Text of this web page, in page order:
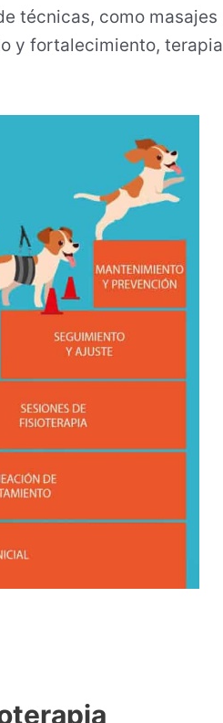
técnicas, como masajes
y fortalecimiento, terapia